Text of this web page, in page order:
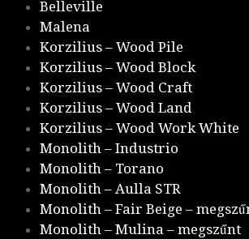
Belleville
Malena
Korzilius – Wood Pile
Korzilius – Wood Block
Korzilius – Wood Craft
Korzilius – Wood Land
Korzilius – Wood Work White
Monolith – Industrio
Monolith – Torano
Monolith – Aulla STR
Monolith – Fair Beige –
Monolith – Mulina – megszűnt